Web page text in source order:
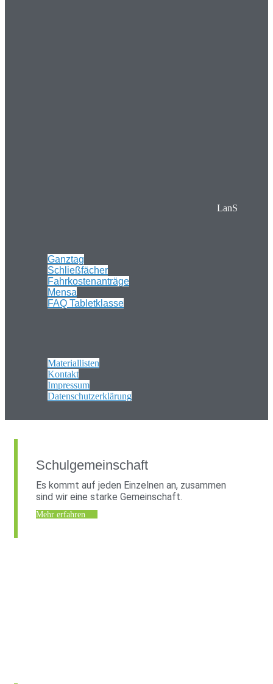
LanS
Ganztag
Schließfächer
Fahrkostenanträge
Mensa
FAQ Tabletklasse
Materiallisten
Kontakt
Impressum
Datenschutzerklärung
Schulgemeinschaft
Es kommt auf jeden Einzelnen an, zusammen
sind wir eine starke Gemeinschaft.
Mehr erfahren